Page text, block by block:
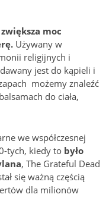
moc
Używany w
religijnych i
jest do kąpieli i
możemy znaleźć
do ciała,
we współczesnej
tych, kiedy tobyło
, The Grateful Dead
się ważną częścią
dla milionów